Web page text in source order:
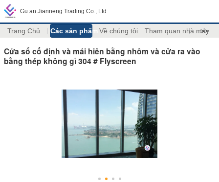
Gu an Jianneng Trading Co., Ltd
Trang Chủ Các sản phẩm Về chúng tôi Tham quan nhà máy
>>
Cửa sổ cố định và mái hiên bằng nhôm và cửa ra vào
bằng thép không gỉ 304 # Flyscreen